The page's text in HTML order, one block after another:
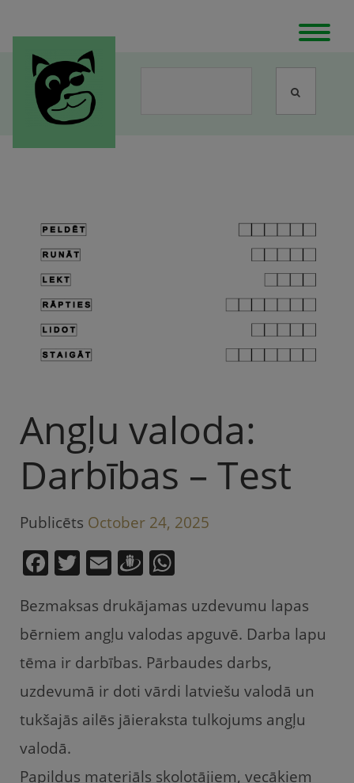
Angļu valoda:
Darbības – Test
Publicēts October 24, 2025
F
c
e
b
o
o
k
T
itt
er
E
ai
l
D
u
gi
e
m
at
s
A
p
p
Bezmaksas drukājamas uzdevumu lapas
bērniem angļu valodas apguvē. Darba lapu
tēma ir darbības. Pārbaudes darbs,
uzdevumā ir doti vārdi latviešu valodā un
tukšajās ailēs jāieraksta tulkojums angļu
valodā.
Papildus materiāls skolotājiem, vecākiem